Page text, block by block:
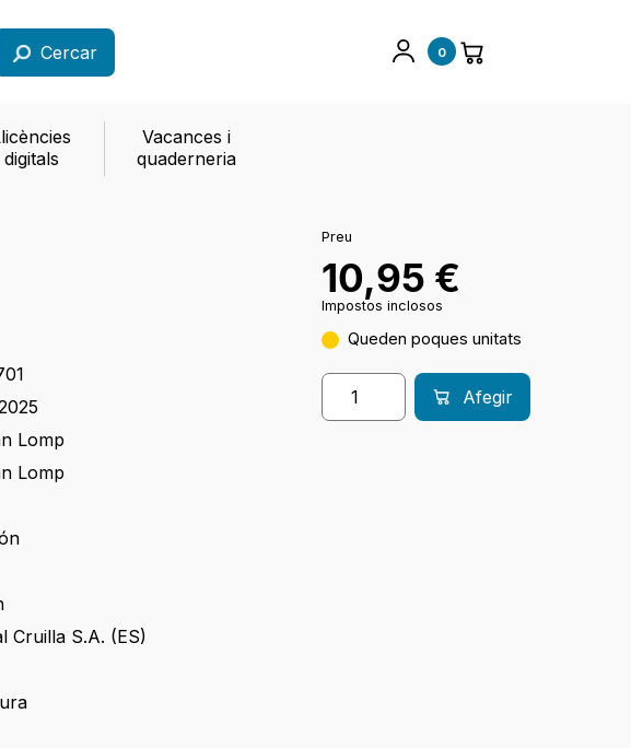
Cercar 0
digitals
Vacances i
quaderneria
Lomp
Lomp
Cruilla S.A. (ES)
Preu
10,95 €
Impostos inclosos
Queden poques unitats
Afegir